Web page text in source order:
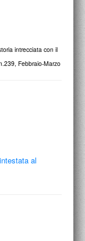
intrecciata con il
Febbraio-Marzo
al